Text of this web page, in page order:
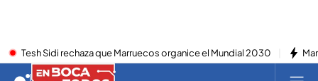
Tesh Sidi rechaza que Marruecos organice el Mundial 2030